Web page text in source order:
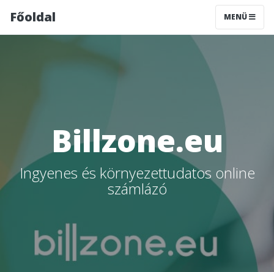
Főoldal MENÜ
Billzone.eu
Ingyenes és környezettudatos online
számlázó